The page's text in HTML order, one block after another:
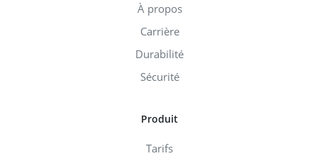
À propos
Carrière
Durabilité
Sécurité
Produit
Tarifs